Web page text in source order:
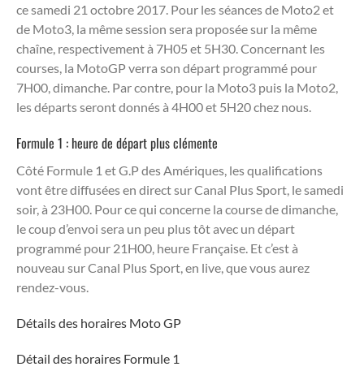
ce samedi 21 octobre 2017. Pour les séances de Moto2 et
de Moto3, la même session sera proposée sur la même
chaîne, respectivement à 7H05 et 5H30. Concernant les
courses, la MotoGP verra son départ programmé pour
7H00, dimanche. Par contre, pour la Moto3 puis la Moto2,
les départs seront donnés à 4H00 et 5H20 chez nous.
Formule 1 : heure de départ plus clémente
Côté Formule 1 et G.P des Amériques, les qualifications
vont être diffusées en direct sur Canal Plus Sport, le samedi
soir, à 23H00. Pour ce qui concerne la course de dimanche,
le coup d’envoi sera un peu plus tôt avec un départ
programmé pour 21H00, heure Française. Et c’est à
nouveau sur Canal Plus Sport, en live, que vous aurez
rendez-vous.
Détails des horaires Moto GP
Détail des horaires Formule 1